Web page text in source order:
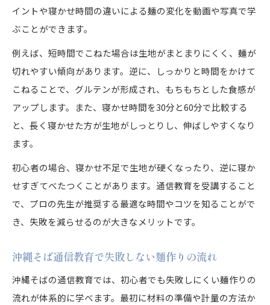
イントや寝かせ時間の違いによる麺の変化を動画や写真で学
ぶことができます。
例えば、短時間でこねた場合は生地がまとまりにくく、麺が
切れやすい傾向があります。逆に、しっかりと時間をかけて
こねることで、グルテンが形成され、もちもちとした食感が
アップします。また、寝かせ時間を30分と60分で比較する
と、長く寝かせた方が生地がしっとりし、伸ばしやすくなり
ます。
初心者の場合、寝かせ不足で生地が硬くなったり、逆に寝か
せすぎてべたつくことがあります。通信教育を受講すること
で、プロの先生が推奨する最適な時間やコツを知ることがで
き、失敗を減らせるのが大きなメリットです。
沖縄そば通信教育で失敗しない麺作りの流れ
沖縄そばの通信教育では、初心者でも失敗しにくい麺作りの
流れが体系的に学べます。最初に材料の準備や計量の方法か